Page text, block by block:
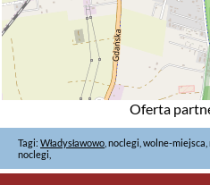
Oferta
Tagi: Władysławowo , noclegi, wolne-
noclegi,